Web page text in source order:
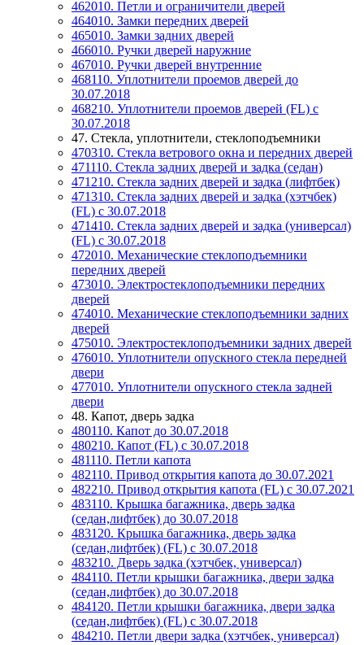
462010. Петли и ограничители дверей
464010. Замки передних дверей
465010. Замки задних дверей
466010. Ручки дверей наружние
467010. Ручки дверей внутренние
468110. Уплотнители проемов дверей до
30.07.2018
468210. Уплотнители проемов дверей (FL) с
30.07.2018
47. Стекла, уплотнители, стеклоподъемники
470310. Стекла ветрового окна и передних дверей
471110. Стекла задних дверей и задка (седан)
471210. Стекла задних дверей и задка (лифтбек)
471310. Стекла задних дверей и задка (хэтчбек)
(FL) c 30.07.2018
471410. Стекла задних дверей и задка (универсал)
(FL) c 30.07.2018
472010. Механические стеклоподъемники
передних дверей
473010. Электростеклоподъемники передних
дверей
474010. Механические стеклоподъемники задних
дверей
475010. Электростеклоподъемники задних дверей
476010. Уплотнители опускного стекла передней
двери
477010. Уплотнители опускного стекла задней
двери
48. Капот, дверь задка
480110. Капот до 30.07.2018
480210. Капот (FL) с 30.07.2018
481110. Петли капота
482110. Привод открытия капота до 30.07.2021
482210. Привод открытия капота (FL) с 30.07.2021
483110. Крышка багажника, дверь задка
(седан,лифтбек) до 30.07.2018
483120. Крышка багажника, дверь задка
(седан,лифтбек) (FL) с 30.07.2018
483210. Дверь задка (хэтчбек, универсал)
484110. Петли крышки багажника, двери задка
(седан,лифтбек) до 30.07.2018
484120. Петли крышки багажника, двери задка
(седан,лифтбек) (FL) с 30.07.2018
484210. Петли двери задка (хэтчбек, универсал)